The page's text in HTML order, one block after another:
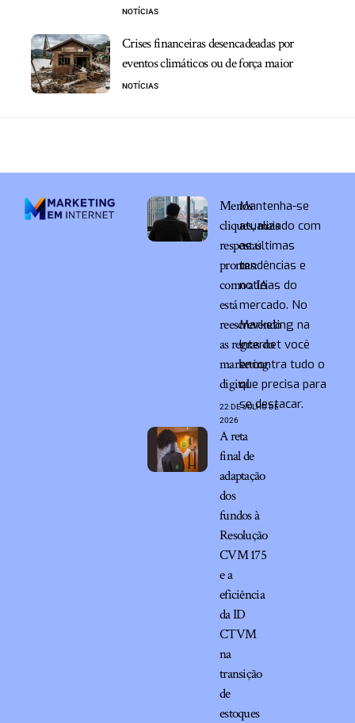
NOTÍCIAS
Crises financeiras desencadeadas por
eventos climáticos ou de força maior
NOTÍCIAS
Menos
cliques, mais
respostas
prontas:
como a IA
está
reescrevendo
as regras do
marketing
digital
22 DE JULHO DE
2026
A reta
final de
adaptação
dos
fundos à
Resolução
CVM 175
e a
eficiência
da ID
CTVM
na
transição
de
estoques
Mantenha-se
atualizado com
as últimas
tendências e
notícias do
mercado. No
Marketing na
Internet você
encontra tudo o
que precisa para
se destacar.